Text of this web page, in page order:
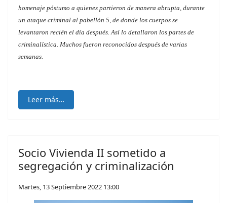
homenaje póstumo a quienes partieron de manera abrupta, durante
un ataque criminal al pabellón 5, de donde los cuerpos se
levantaron recién el día después. Así lo detallaron los partes de
criminalística. Muchos fueron reconocidos después de varias
semanas.
Leer más…
Socio Vivienda II sometido a
segregación y criminalización
Martes, 13 Septiembre 2022 13:00